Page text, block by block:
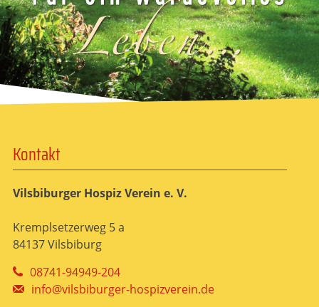
Kontakt
Vilsbiburger Hospiz Verein e. V.
Kremplsetzerweg 5 a
84137 Vilsbiburg
08741-94949-204
info@vilsbiburger-hospizverein.de